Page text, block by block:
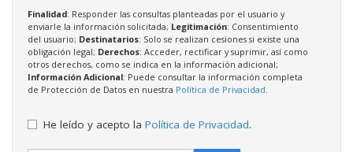
Finalidad: Responder las consultas planteadas por el usuario y
enviarle la información solicitada; Legitimación: Consentimiento
del usuario; Destinatarios: Solo se realizan cesiones si existe una
obligación legal; Derechos: Acceder, rectificar y suprimir, así como
otros derechos, como se indica en la información adicional;
Información Adicional: Puede consultar la información completa
de Protección de Datos en nuestra Política de Privacidad.
He leído y acepto la Política de Privacidad.